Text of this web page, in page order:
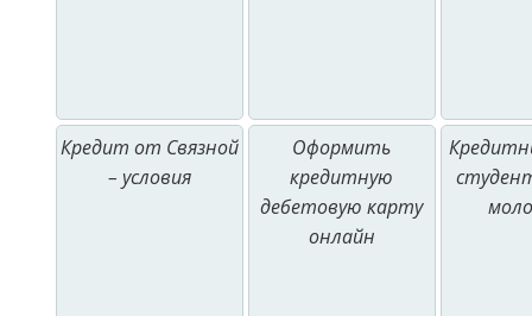
Кредит от Связной
– условия
Оформить
кредитную
дебетовую карту
онлайн